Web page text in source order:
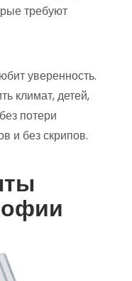
требуют
уверенность.
климат, детей,
потери
и без скрипов.